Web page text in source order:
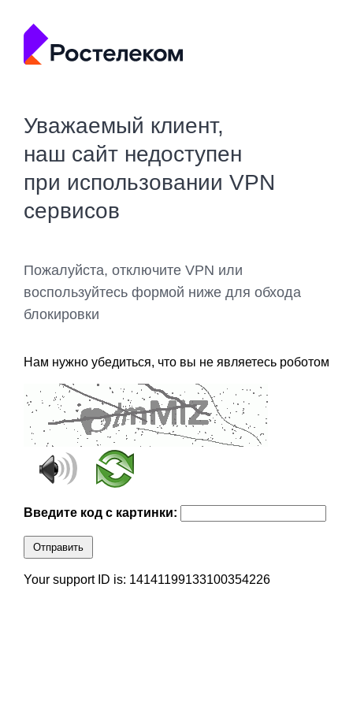
Уважаемый клиент,
наш сайт недоступен
при использовании VPN
сервисов
Пожалуйста, отключите VPN или
воспользуйтесь формой ниже для обхода
блокировки
Нам нужно убедиться, что вы не являетесь роботом
Введите код с картинки:
Отправить
Your support ID is: 14141199133100354226